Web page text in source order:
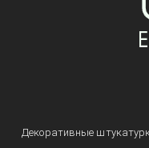
Декоративные